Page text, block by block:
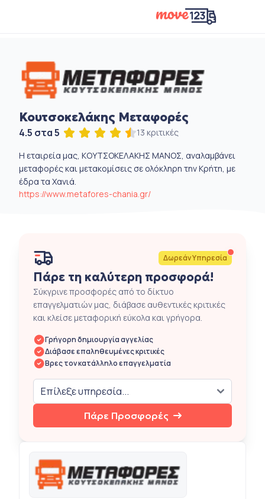
Κουτσοκελάκης Μεταφορές
4.5 στα 5 13 κριτικές
Η εταιρεία μας, ΚΟΥΤΣΟΚΕΛΑΚΗΣ ΜΑΝΟΣ, αναλαμβάνει
μεταφορές και μετακομίσεις σε ολόκληρη την Κρήτη, με
έδρα τα Χανιά.
https://www.metafores-chania.gr/
Δωρεάν Υπηρεσία
Πάρε τη καλύτερη προσφορά!
Σύκγρινε προσφορές από το δίκτυο
επαγγελματιών μας, διάβασε αυθεντικές κριτικές
και κλείσε μεταφορική εύκολα και γρήγορα.
Γρήγορη δημιουργία αγγελίας
Διάβασε επαληθευμένες κριτικές
Βρες τον κατάλληλο επαγγελματία
Πάρε Προσφορές